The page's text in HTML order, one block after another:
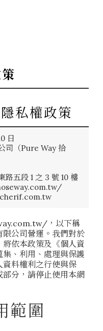
私權政策
日
司（Pure Way 拾
路五段 1 之 3 號 10 樓
，以下稱
限公司營運。我們對於
依本政策及《個人資
、利用、處理與保護
料權利之行使與保
分，請停止使用本網
範圍